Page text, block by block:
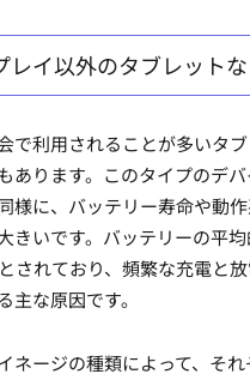
レイ以外のタブレット
で利用されることが多いタ
あります。このタイプのデ
様に、バッテリー寿命や動
きいです。バッテリーの平
されており、頻繁な充電と
主な原因です。
ネージの種類によって、そ